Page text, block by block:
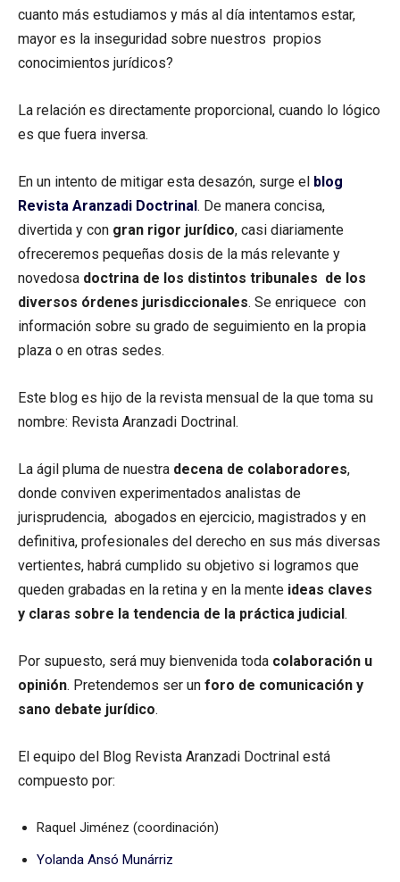
cuanto más estudiamos y más al día intentamos estar,
mayor es la inseguridad sobre nuestros propios
conocimientos jurídicos?
La relación es directamente proporcional, cuando lo lógico
es que fuera inversa.
En un intento de mitigar esta desazón, surge el blog
Revista Aranzadi Doctrinal. De manera concisa,
divertida y con gran rigor jurídico, casi diariamente
ofreceremos pequeñas dosis de la más relevante y
novedosa doctrina de los distintos tribunales de los
diversos órdenes jurisdiccionales. Se enriquece con
información sobre su grado de seguimiento en la propia
plaza o en otras sedes.
Este blog es hijo de la revista mensual de la que toma su
nombre: Revista Aranzadi Doctrinal.
La ágil pluma de nuestra decena de colaboradores,
donde conviven experimentados analistas de
jurisprudencia, abogados en ejercicio, magistrados y en
definitiva, profesionales del derecho en sus más diversas
vertientes, habrá cumplido su objetivo si logramos que
queden grabadas en la retina y en la mente ideas claves
y claras sobre la tendencia de la práctica judicial.
Por supuesto, será muy bienvenida toda colaboración u
opinión. Pretendemos ser un foro de comunicación y
sano debate jurídico.
El equipo del Blog Revista Aranzadi Doctrinal está
compuesto por:
Raquel Jiménez (coordinación)
Yolanda Ansó Munárriz